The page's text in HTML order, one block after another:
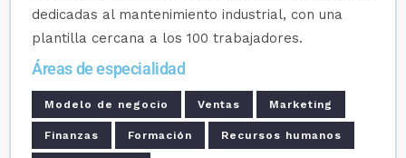
dedicadas al mantenimiento industrial, con una
plantilla cercana a los 100 trabajadores.
Áreas de especialidad
Modelo de negocio Ventas Marketing
Finanzas Formación Recursos humanos